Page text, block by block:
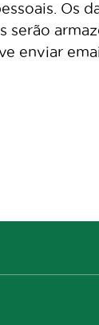
Os
serão
enviar